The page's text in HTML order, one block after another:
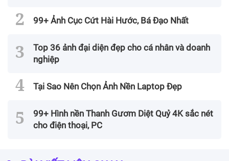
99+ Ảnh Cục Cứt Hài Hước, Bá Đạo Nhất
Top 36 ảnh đại diện đẹp cho cá nhân và doanh
nghiệp
Tại Sao Nên Chọn Ảnh Nền Laptop Đẹp
99+ Hình nền Thanh Gươm Diệt Quỷ 4K sắc nét
cho điện thoại, PC